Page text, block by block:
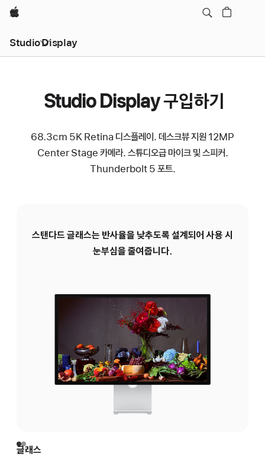
Apple
Studio Display
Studio Display 구입하기
68.3cm 5K Retina 디스플레이. 데스크뷰 지원 12MP
Center Stage 카메라. 스튜디오급 마이크 및 스피커.
Thunderbolt 5 포트.
스탠다드 글래스는 반사율을 낮추도록 설계되어 사용 시
눈부심을 줄여줍니다.
글래스